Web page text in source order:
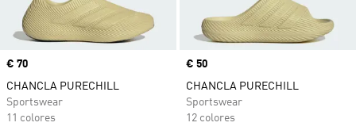
Precio
€ 70
CHANCLA PURECHILL
Sportswear
11 colores
Precio
€ 50
CHANCLA PURECHILL
Sportswear
12 colores